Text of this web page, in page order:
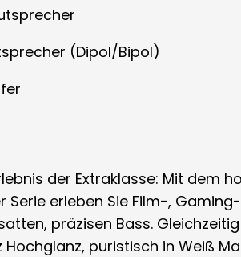
(Dipol/Bipol)
der Extraklasse: Mit dem
Serie erleben Sie Film-,
präzisen Bass.
puristisch in Weiß